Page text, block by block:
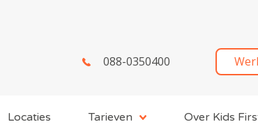
088-0350400
Locaties Tarieven Over Kids